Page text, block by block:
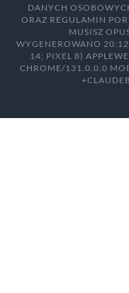
DANYCH
ORAZ REGULAMIN
MUSISZ
WYGENEROWANO
14; PIXEL 8)
CHROME/131.0.0.0